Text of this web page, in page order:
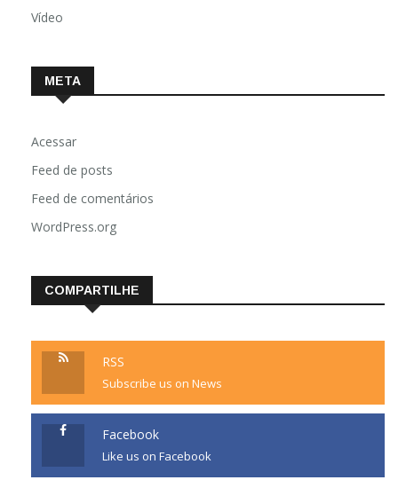
Vídeo
META
Acessar
Feed de posts
Feed de comentários
WordPress.org
COMPARTILHE
RSS
Subscribe us on News
Facebook
Like us on Facebook